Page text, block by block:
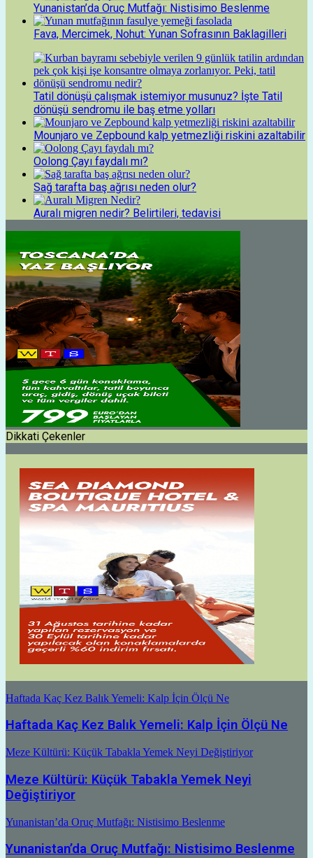
Yunanistan’da Oruç Mutfağı: Nistisimo Beslenme
Fava, Mercimek, Nohut: Yunan Sofrasının Baklagilleri
Tatil dönüşü çalışmak istemiyor musunuz? İşte Tatil
dönüşü sendromu ile baş etme yolları
Mounjaro ve Zepbound kalp yetmezliği riskini azaltabilir
Oolong Çayı faydalı mı?
Sağ tarafta baş ağrısı neden olur?
Auralı migren nedir? Belirtileri, tedavisi
Dikkati Çekenler
Haftada Kaç Kez Balık Yemeli: Kalp İçin Ölçü Ne
Haftada Kaç Kez Balık Yemeli: Kalp İçin Ölçü Ne
Meze Kültürü: Küçük Tabakla Yemek Neyi Değiştiriyor
Meze Kültürü: Küçük Tabakla Yemek Neyi
Değiştiriyor
Yunanistan’da Oruç Mutfağı: Nistisimo Beslenme
Yunanistan’da Oruç Mutfağı: Nistisimo Beslenme